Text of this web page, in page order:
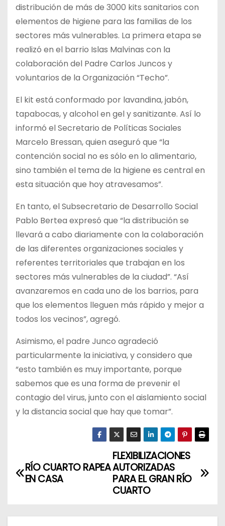
distribución de más de 3000 kits sanitarios con
elementos de higiene para las familias de los
sectores más vulnerables. La primera etapa se
realizó en el barrio Islas Malvinas con la
colaboración del Padre Carlos Juncos y
voluntarios de la Organización “Techo”.
El kit está conformado por lavandina, jabón,
tapabocas, y alcohol en gel y sanitizante. Así lo
informó el Secretario de Políticas Sociales
Marcelo Bressan, quien aseguró que “la
contención social no es sólo en lo alimentario,
sino también el tema de la higiene es central en
esta situación que hoy atravesamos”.
En tanto, el Subsecretario de Desarrollo Social
Pablo Bertea expresó que “la distribución se
llevará a cabo diariamente con la colaboración
de las diferentes organizaciones sociales y
referentes territoriales que trabajan en los
sectores más vulnerables de la ciudad”. “Así
avanzaremos en cada uno de los barrios, para
que los elementos lleguen más rápido y mejor a
todos los vecinos”, agregó.
Asimismo, el padre Junco agradeció
particularmente la iniciativa, y considero que
“esto también es muy importante, porque
sabemos que es una forma de prevenir el
contagio del virus, junto con el aislamiento social
y la distancia social que hay que tomar”.
N
a
FLEXIBILIZACIONES
AUTORIZADAS
PARA EL GRAN RÍO
CUARTO
RÍO CUARTO RAPEA
EN CASA